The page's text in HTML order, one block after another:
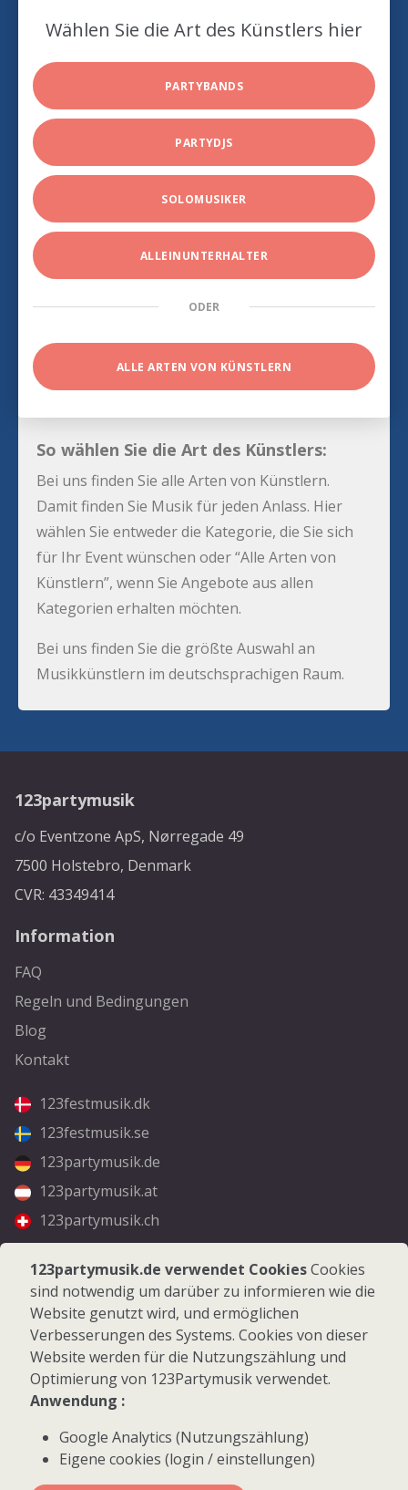
Wählen Sie die Art des Künstlers hier
PARTYBANDS
PARTYDJS
SOLOMUSIKER
ALLEINUNTERHALTER
ODER
ALLE ARTEN VON KÜNSTLERN
So wählen Sie die Art des Künstlers:
Bei uns finden Sie alle Arten von Künstlern.
Damit finden Sie Musik für jeden Anlass. Hier
wählen Sie entweder die Kategorie, die Sie sich
für Ihr Event wünschen oder “Alle Arten von
Künstlern”, wenn Sie Angebote aus allen
Kategorien erhalten möchten.
Bei uns finden Sie die größte Auswahl an
Musikkünstlern im deutschsprachigen Raum.
123partymusik
c/o Eventzone ApS, Nørregade 49
7500 Holstebro, Denmark
CVR: 43349414
Information
FAQ
Regeln und Bedingungen
Blog
Kontakt
123festmusik.dk
123festmusik.se
123partymusik.de
123partymusik.at
123partymusik.ch
Folgen Sie uns
Facebook
Instagram
© 2026 123Partymusik.de - Alle Rechte vorbehalten
123partymusik.de verwendet CookiesCookies
sind notwendig um darüber zu informieren wie die
Website genutzt wird, und ermöglichen
Verbesserungen des Systems. Cookies von dieser
Website werden für die Nutzungszählung und
Optimierung von 123Partymusik verwendet.
Anwendung :
Google Analytics (Nutzungszählung)
Eigene cookies (login / einstellungen)